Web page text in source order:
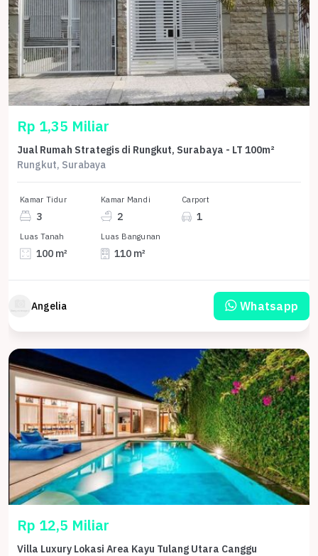
Rp 1,35 Miliar
Jual Rumah Strategis di Rungkut, Surabaya - LT 100m²
Rungkut, Surabaya
Kamar Tidur
3
Kamar Mandi
2
Carport
1
Luas Tanah
100 m²
Luas Bangunan
110 m²
Angelia Whatsapp
Rp 12,5 Miliar
Villa Luxury Lokasi Area Kayu Tulang Utara Canggu